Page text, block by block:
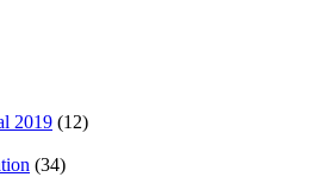
2019 (12)
(34)